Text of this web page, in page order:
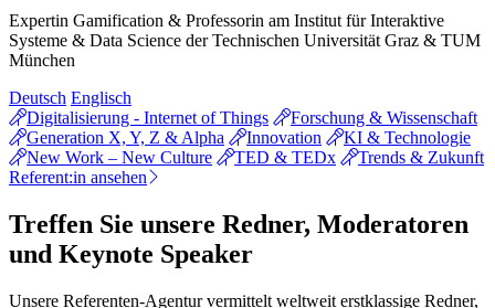
Expertin Gamification & Professorin am Institut für Interaktive
Systeme & Data Science der Technischen Universität Graz & TUM
München
Deutsch Englisch
Digitalisierung - Internet of Things
Forschung & Wissenschaft
Generation X, Y, Z & Alpha
Innovation
KI & Technologie
New Work – New Culture
TED & TEDx
Trends & Zukunft
Referent:in ansehen
Treffen Sie unsere Redner, Moderatoren
und Keynote Speaker
Unsere Referenten-Agentur vermittelt weltweit erstklassige Redner,